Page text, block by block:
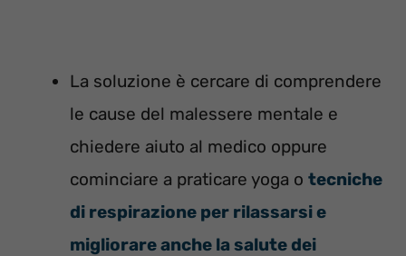
La soluzione è cercare di comprendere
le cause del malessere mentale e
chiedere aiuto al medico oppure
cominciare a praticare yoga o tecniche
di respirazione per rilassarsi e
migliorare anche la salute dei